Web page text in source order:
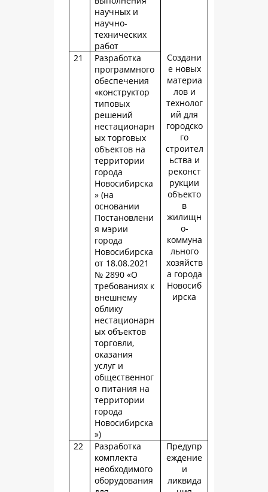
научных и
научно-
технических
работ
Создани
е новых
материа
лов и
технолог
ий для
городско
го
строител
ьства и
реконст
рукции
объекто
в
жилищн
о-
коммуна
льного
хозяйств
а города
Новосиб
ирска
21
Разработка
программного
обеспечения
«конструктор
типовых
решений
нестационарн
ых торговых
объектов на
территории
города
Новосибирска
» (на
основании
Постановлени
я мэрии
города
Новосибирска
от 18.08.2021
№ 2890 «О
требованиях к
внешнему
облику
нестационарн
ых объектов
торговли,
оказания
услуг и
общественног
о питания на
территории
города
Новосибирска
»)
22
Разработка
комплекта
необходимого
оборудования
Предупр
еждение
и
ликвида